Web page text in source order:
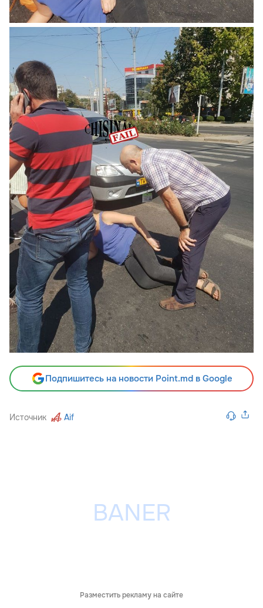
Подпишитесь на новости Point.md в Google
Источник Aif
Разместить рекламу на сайте